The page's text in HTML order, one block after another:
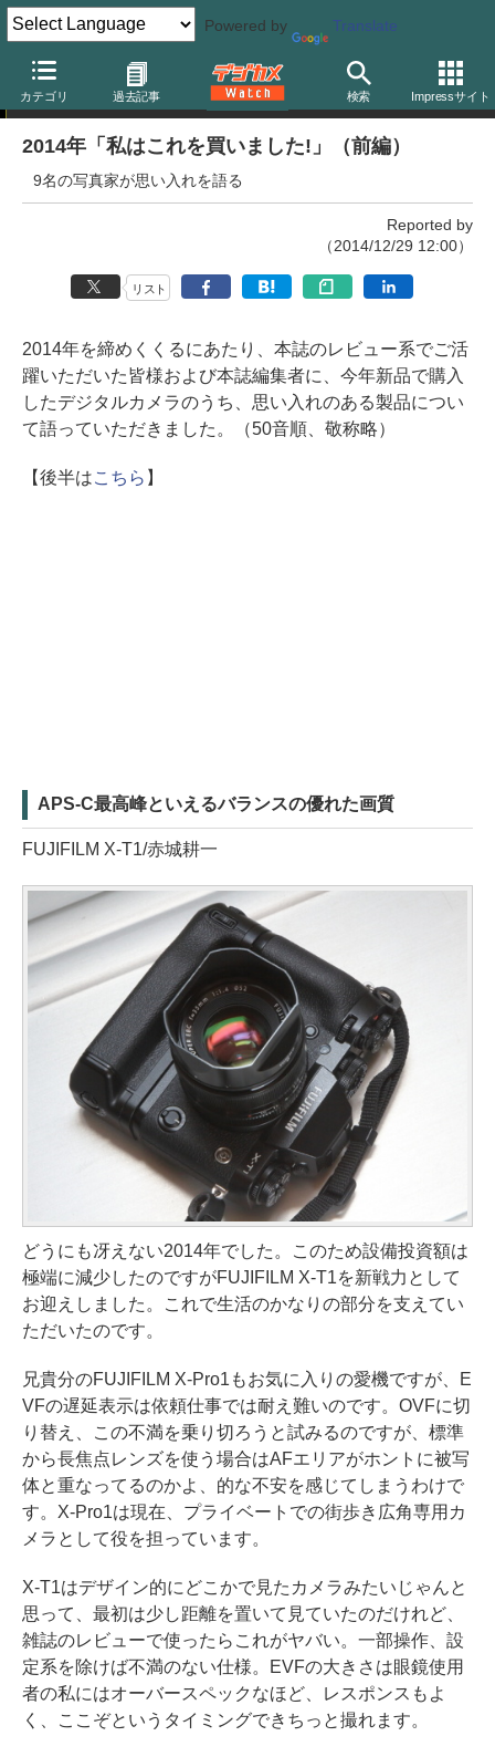
Powered by Translate
カテゴリ 過去記事 検索 Impressサイト
特別企画
2014年「私はこれを買いました!」（前編）
9名の写真家が思い入れを語る
Reported by
（2014/12/29 12:00）
リスト
2014年を締めくくるにあたり、本誌のレビュー系でご活
躍いただいた皆様および本誌編集者に、今年新品で購入
したデジタルカメラのうち、思い入れのある製品につい
て語っていただきました。（50音順、敬称略）
【後半はこちら 】
APS-C最高峰といえるバランスの優れた画質
FUJIFILM X-T1/赤城耕一
どうにも冴えない2014年でした。このため設備投資額は
極端に減少したのですがFUJIFILM X-T1を新戦力として
お迎えしました。これで生活のかなりの部分を支えてい
ただいたのです。
兄貴分のFUJIFILM X-Pro1もお気に入りの愛機ですが、E
VFの遅延表示は依頼仕事では耐え難いのです。OVFに切
り替え、この不満を乗り切ろうと試みるのですが、標準
から長焦点レンズを使う場合はAFエリアがホントに被写
体と重なってるのかよ、的な不安を感じてしまうわけで
す。X-Pro1は現在、プライベートでの街歩き広角専用カ
メラとして役を担っています。
X-T1はデザイン的にどこかで見たカメラみたいじゃんと
思って、最初は少し距離を置いて見ていたのだけれど、
雑誌のレビューで使ったらこれがヤバい。一部操作、設
定系を除けば不満のない仕様。EVFの大きさは眼鏡使用
者の私にはオーバースペックなほど、レスポンスもよ
く、ここぞというタイミングできちっと撮れます。